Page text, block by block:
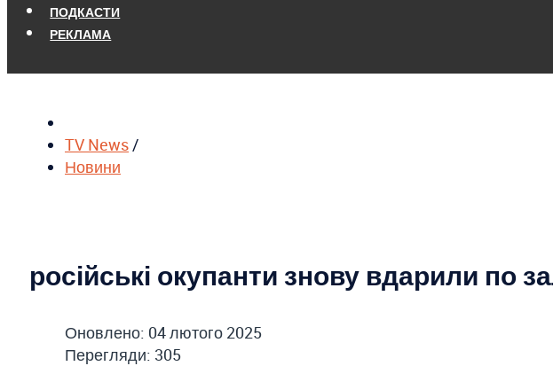
ПОДКАСТИ
РЕКЛАМА
TV News /
Новини
російські окупанти знову вдарили по
Оновлено: 04 лютого 2025
Перегляди: 305